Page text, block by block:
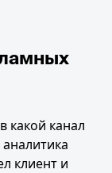
какой канал
клиент и